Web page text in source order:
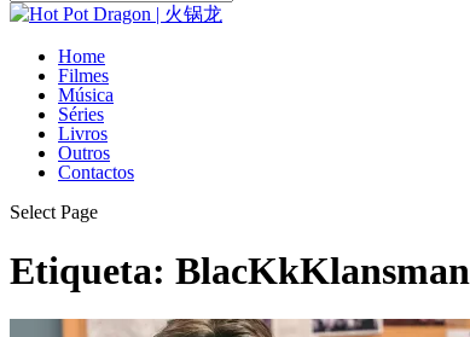
Home
Filmes
Música
Séries
Livros
Outros
Contactos
Select Page
Etiqueta: BlacKkKlansman